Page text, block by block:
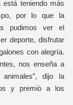
teniendo más
por lo que la
pudimos ver el
deporte, disfrutar
con alegría.
nos enseña a
dijo la
y premió a los